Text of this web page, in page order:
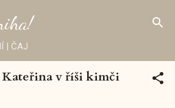
na hlavní obsah
| ČAJ
v říši kimči